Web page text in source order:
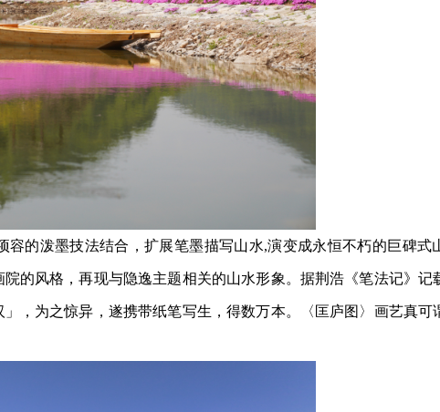
的泼墨技法结合，扩展笔墨描写山水,演变成永恒不朽的巨碑式
的风格，再现与隐逸主题相关的山水形象。据荆浩《笔法记》记
，为之惊异，遂携带纸笔写生，得数万本。〈匡庐图〉画艺真可